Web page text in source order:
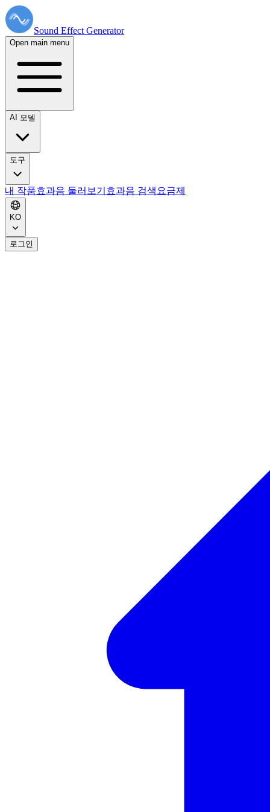
Sound Effect Generator
Open main menu
AI 모델
도구
내 작품효과음 둘러보기 효과음 검색 요금제
KO
로그인